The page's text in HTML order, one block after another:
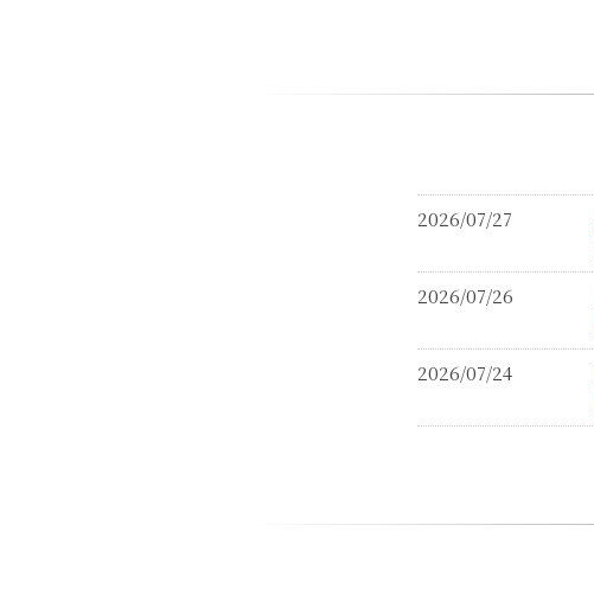
2026/07/27
2026/07/26
2026/07/24